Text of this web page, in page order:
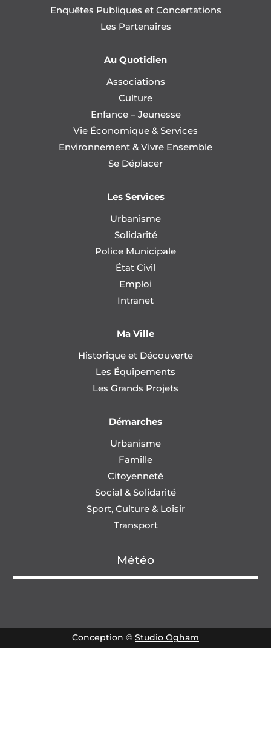
Enquêtes Publiques et Concertations
Les Partenaires
Au Quotidien
Associations
Culture
Enfance – Jeunesse
Vie Économique & Services
Environnement & Vivre Ensemble
Se Déplacer
Les Services
Urbanisme
Solidarité
Police Municipale
État Civil
Emploi
Intranet
Ma Ville
Historique et Découverte
Les Équipements
Les Grands Projets
Démarches
Urbanisme
Famille
Citoyenneté
Social & Solidarité
Sport, Culture & Loisir
Transport
Météo
Conception © Studio Ogham